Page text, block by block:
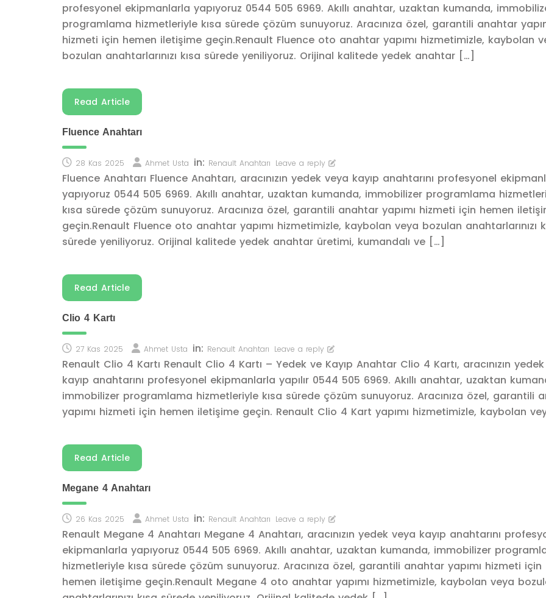
profesyonel ekipmanlarla yapıyoruz 0544 505 6969. Akıllı anahtar, uzaktan kumanda,
programlama hizmetleriyle kısa sürede çözüm sunuyoruz. Aracınıza özel, garantili anahtar
hizmeti için hemen iletişime geçin.Renault Fluence oto anahtar yapımı hizmetimizle, kaybolan
bozulan anahtarlarınızı kısa sürede yeniliyoruz. Orijinal kalitede yedek anahtar […]
Read Article
Fluence Anahtarı
28 Kas 2025 Ahmet Usta in: Renault Anahtarı Leave a reply
Fluence Anahtarı Fluence Anahtarı, aracınızın yedek veya kayıp anahtarını profesyonel
yapıyoruz 0544 505 6969. Akıllı anahtar, uzaktan kumanda, immobilizer programlama
kısa sürede çözüm sunuyoruz. Aracınıza özel, garantili anahtar yapımı hizmeti için hemen
geçin.Renault Fluence oto anahtar yapımı hizmetimizle, kaybolan veya bozulan anahtarlarınızı
sürede yeniliyoruz. Orijinal kalitede yedek anahtar üretimi, kumandalı ve […]
Read Article
Clio 4 Kartı
27 Kas 2025 Ahmet Usta in: Renault Anahtarı Leave a reply
Renault Clio 4 Kartı Renault Clio 4 Kartı – Yedek ve Kayıp Anahtar Clio 4 Kartı, aracınızın
kayıp anahtarını profesyonel ekipmanlarla yapılır 0544 505 6969. Akıllı anahtar, uzaktan
immobilizer programlama hizmetleriyle kısa sürede çözüm sunuyoruz. Aracınıza özel, garantili
yapımı hizmeti için hemen iletişime geçin. Renault Clio 4 Kart yapımı hizmetimizle, kaybolan
Read Article
Megane 4 Anahtarı
26 Kas 2025 Ahmet Usta in: Renault Anahtarı Leave a reply
Renault Megane 4 Anahtarı Megane 4 Anahtarı, aracınızın yedek veya kayıp anahtarını
ekipmanlarla yapıyoruz 0544 505 6969. Akıllı anahtar, uzaktan kumanda, immobilizer
hizmetleriyle kısa sürede çözüm sunuyoruz. Aracınıza özel, garantili anahtar yapımı hizmeti için
hemen iletişime geçin.Renault Megane 4 oto anahtar yapımı hizmetimizle, kaybolan veya